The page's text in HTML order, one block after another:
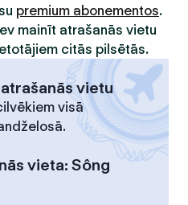
premium abonementos.
mainīt atrašanās vietu
citās pilsētās.
vietu
visā
vieta: Sông